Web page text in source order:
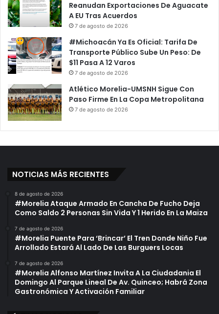
Reanudan Exportaciones De Aguacate
A EU Tras Acuerdos
7 de agosto de 2026
#Michoacán Ya Es Oficial: Tarifa De
Transporte Público Sube Un Peso: De
$11 Pasa A 12 Varos
7 de agosto de 2026
Atlético Morelia-UMSNH Sigue Con
Paso Firme En La Copa Metropolitana
7 de agosto de 2026
NOTICIAS MÁS RECIENTES
8 de agosto de 2026
#Morelia Ataque Armado En Cancha De Fucho Deja
Como Saldo 2 Personas Sin Vida Y 1 Herido En La Maiza
7 de agosto de 2026
#Morelia Puente Para ‘Brincar’ El Tren Donde Niño Fue
Arrollado Estará Al Lado De Las Burguers Locas
7 de agosto de 2026
#Morelia Alfonso Martínez Invita A La Ciudadania El
Domingo Al Parque Lineal De Av. Quinceo; Habrá Zona
Gastronómica Y Activación Familiar